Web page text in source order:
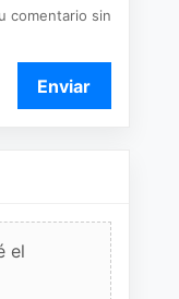
comentario sin
Enviar
el